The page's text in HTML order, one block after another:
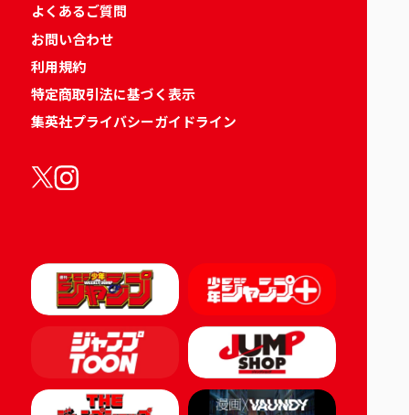
よくあるご質問
お問い合わせ
利用規約
特定商取引法に基づく表示
集英社プライバシーガイドライン